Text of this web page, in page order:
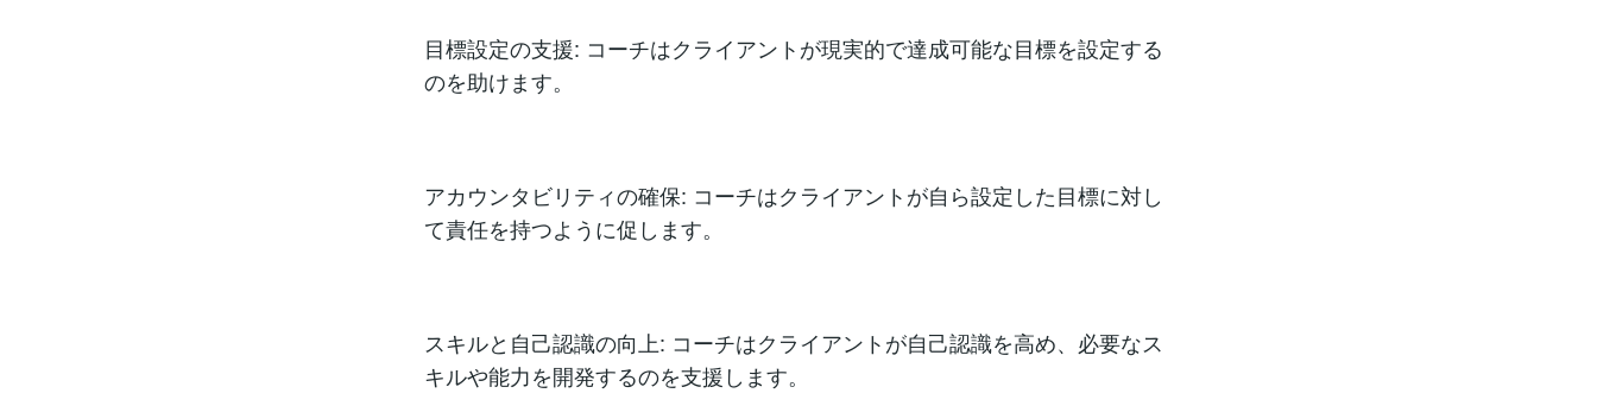
目標設定の支援: コーチはクライアントが現実的で達成可能な目標を設定する
のを助けます。
アカウンタビリティの確保: コーチはクライアントが自ら設定した目標に対し
て責任を持つように促します。
スキルと自己認識の向上: コーチはクライアントが自己認識を高め、必要なス
キルや能力を開発するのを支援します。